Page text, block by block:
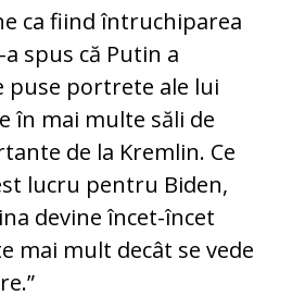
ca fiind întruchiparea
spus că Putin a
puse portrete ale lui
în mai multe săli de
de la Kremlin. Ce
lucru pentru Biden,
devine încet-încet
mai mult decât se vede